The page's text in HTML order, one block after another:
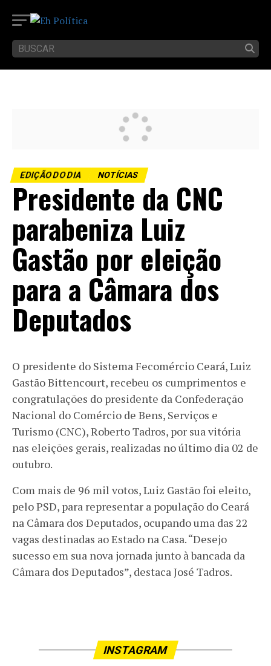
EDIÇÃO DO DIA NOTÍCIAS
Presidente da CNC
parabeniza Luiz
Gastão por eleição
para a Câmara dos
Deputados
O presidente do Sistema Fecomércio Ceará, Luiz
Gastão Bittencourt, recebeu os cumprimentos e
congratulações do presidente da Confederação
Nacional do Comércio de Bens, Serviços e
Turismo (CNC), Roberto Tadros, por sua vitória
nas eleições gerais, realizadas no último dia 02 de
outubro.
Com mais de 96 mil votos, Luiz Gastão foi eleito,
pelo PSD, para representar a população do Ceará
na Câmara dos Deputados, ocupando uma das 22
vagas destinadas ao Estado na Casa. “Desejo
sucesso em sua nova jornada junto à bancada da
Câmara dos Deputados”, destaca José Tadros.
INSTAGRAM